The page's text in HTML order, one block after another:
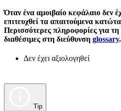
Όταν ένα αμοιβαίο κεφάλαιο δεν
επιτευχθεί τα απαιτούμενα
Περισσότερες πληροφορίες για τη
διαθέσιμες στη διεύθυνση glossary
Δεν έχει αξιολογηθεί
Tip